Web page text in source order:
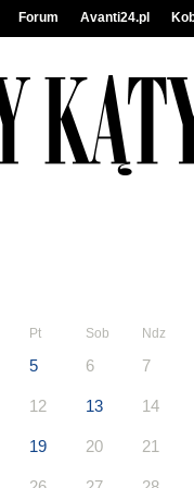
Forum Avanti24.pl
Pt Sob Ndz
5 6 7
12 13 14
19 20 21